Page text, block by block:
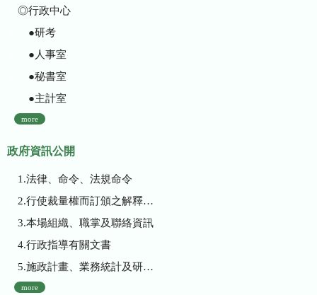
◎行政中心
●研考
●人事室
●秘書室
●主計室
more
政府資訊公開
1.法律、命令、法規命令
2.行使裁量權而訂頒之解釋性規定及裁量基準
3.本場組織、職掌及聯絡資訊
4.行政指導有關文書
5.施政計畫、業務統計及研究報告
more